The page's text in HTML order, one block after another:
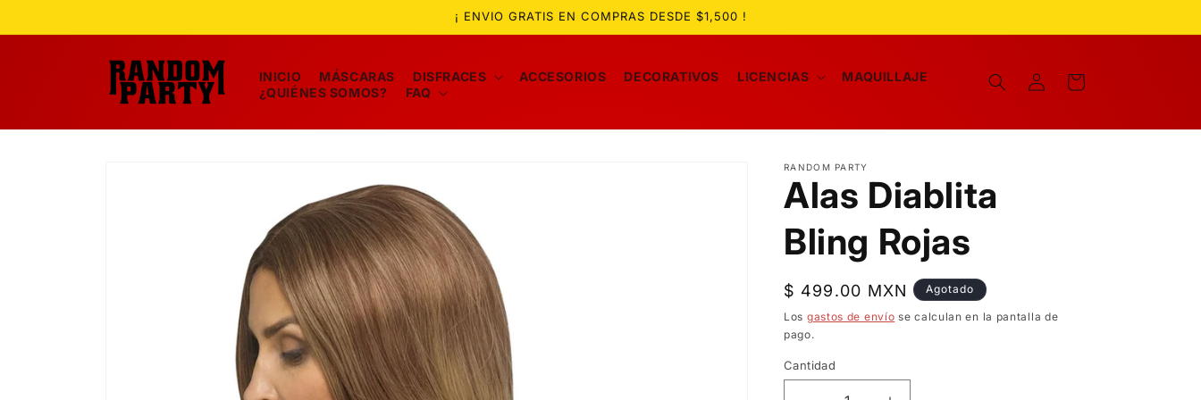
al contenido
¡ ENVIO GRATIS EN COMPRAS DESDE $1,500 !
INICIO MÁSCARAS DISFRACES ACCESORIOS DECORATIVOS LICENCIAS
MAQUILLAJE
¿QUIÉNES SOMOS?
FAQ
Iniciar
sesión
Carrito
RANDOM PARTY
Alas Diablita
Bling Rojas
Precio
habitual
$ 499.00 MXN Agotado
Los gastos de envío se calculan en la pantalla de
pago.
Cantidad